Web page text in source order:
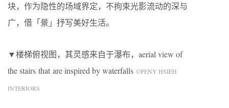
块，作为隐性的场域界定，不拘束光影流动的深与
广，借「景」抒写美好生活。
▼楼梯俯视图，其灵感来自于瀑布，aerial view of
the stairs that are inspired by waterfalls ©PENY HSIEH
INTERIORS